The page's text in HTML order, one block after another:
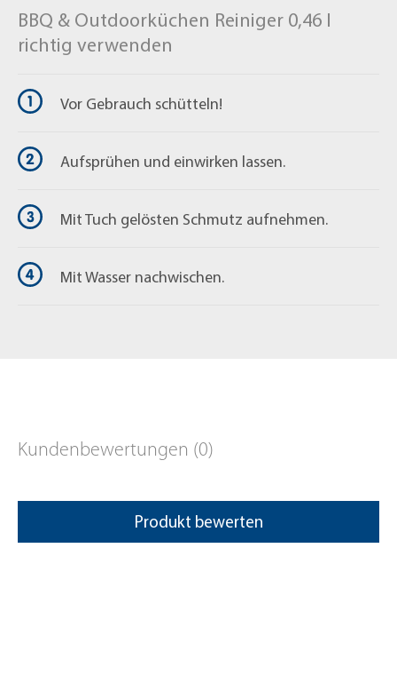
BBQ & Outdoorküchen Reiniger 0,46 l
richtig verwenden
Vor Gebrauch schütteln!
Aufsprühen und einwirken lassen.
Mit Tuch gelösten Schmutz aufnehmen.
Mit Wasser nachwischen.
Kundenbewertungen (0)
Produkt bewerten